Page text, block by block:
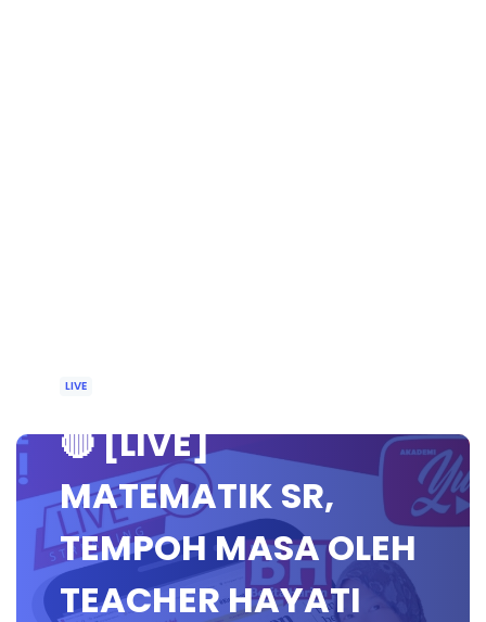
LIVE
🔴 [LIVE]
MATEMATIK SR,
TEMPOH MASA OLEH
TEACHER HAYATI